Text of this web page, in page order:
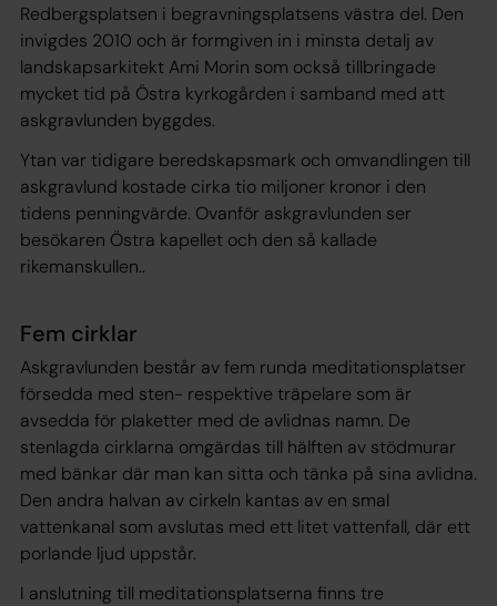
Redbergsplatsen i begravningsplatsens västra del. Den
invigdes 2010 och är formgiven in i minsta detalj av
landskapsarkitekt Ami Morin som också tillbringade
mycket tid på Östra kyrkogården i samband med att
askgravlunden byggdes.
Ytan var tidigare beredskapsmark och omvandlingen till
askgravlund kostade cirka tio miljoner kronor i den
tidens penningvärde. Ovanför askgravlunden ser
besökaren Östra kapellet och den så kallade
rikemanskullen..
Fem cirklar
Askgravlunden består av fem runda meditationsplatser
försedda med sten- respektive träpelare som är
avsedda för plaketter med de avlidnas namn. De
stenlagda cirklarna omgärdas till hälften av stödmurar
med bänkar där man kan sitta och tänka på sina avlidna.
Den andra halvan av cirkeln kantas av en smal
vattenkanal som avslutas med ett litet vattenfall, där ett
porlande ljud uppstår.
I anslutning till meditationsplatserna finns tre